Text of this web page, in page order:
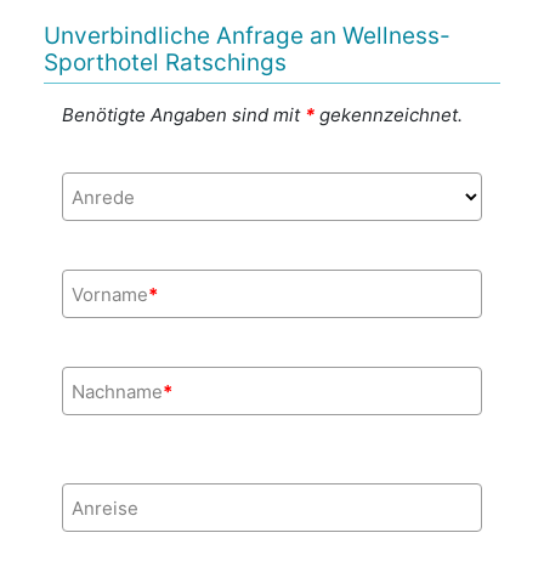
Unverbindliche Anfrage an Wellness-
Sporthotel Ratschings
Benötigte Angaben sind mit *gekennzeichnet.
Anrede
Vorname*
Nachname*
Anreise